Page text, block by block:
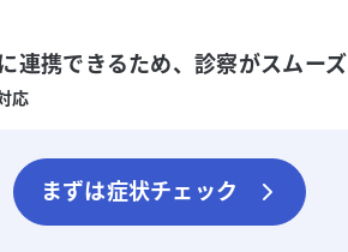
連携できるため、診察がスムーズ
応
まずは症状チェック